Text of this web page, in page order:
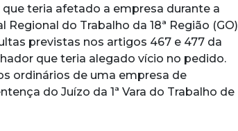
teria afetado a empresa durante a
do Trabalho da 18ª Região (GO)
previstas nos artigos 467 e 477 da
que teria alegado vício no pedido.
ordinários de uma empresa de
do Juízo da 1ª Vara do Trabalho de